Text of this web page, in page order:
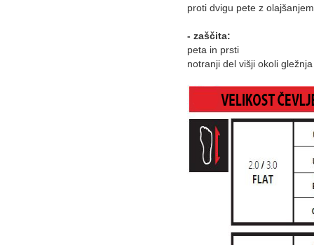
proti dvigu pete z
- zaščita:
peta in prsti
notranji del višji okoli gležnja